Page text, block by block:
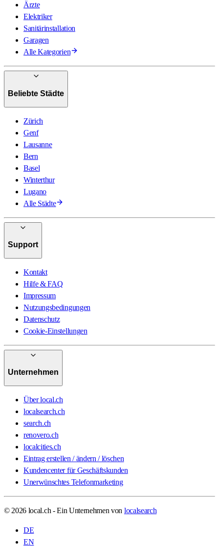
Ärzte
Elektriker
Sanitärinstallation
Garagen
Alle Kategorien
Beliebte Städte
Zürich
Genf
Lausanne
Bern
Basel
Winterthur
Lugano
Alle Städte
Support
Kontakt
Hilfe & FAQ
Impressum
Nutzungsbedingungen
Datenschutz
Cookie-Einstellungen
Unternehmen
Über local.ch
localsearch.ch
search.ch
renovero.ch
localcities.ch
Eintrag erstellen / ändern / löschen
Kundencenter für Geschäftskunden
Unerwünschtes Telefonmarketing
© 2026 local.ch - Ein Unternehmen von localsearch
DE
EN